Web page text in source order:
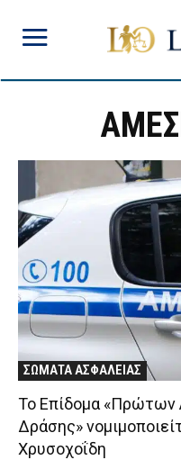
ΣΩΜΑΤΑ ΑΣΦΑΛΕΙΑΣ
Το Επίδομα «Πρώτων
Δράσης»
Χρυσοχοΐδη